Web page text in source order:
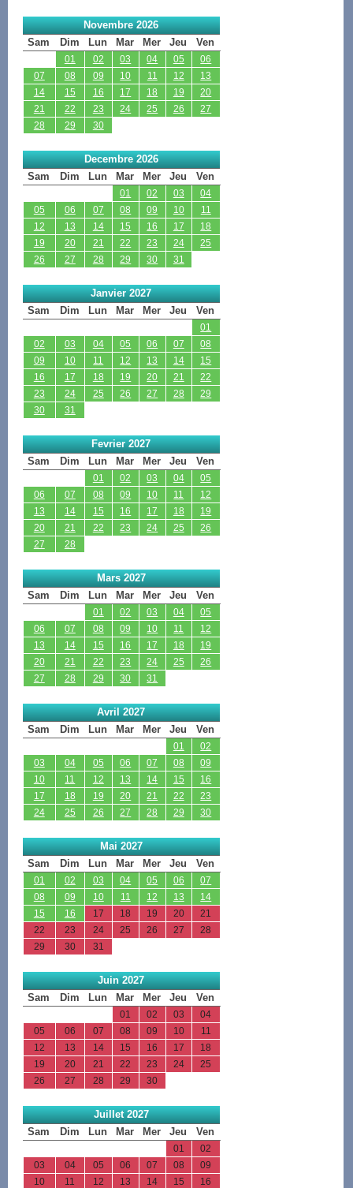
Novembre 2026
Sam
Dim Lun Mar Mer Jeu Ven
01 02 03 04 05
06
07
08 09 10 11 12
13
14
15 16 17 18 19
20
21
22 23 24 25 26
27
28
29 30
Decembre 2026
Sam
Dim Lun Mar Mer Jeu Ven
01 02 03
04
05
06 07 08 09 10
11
12
13 14 15 16 17
18
19
20 21 22 23 24
25
26
27 28 29 30 31
Janvier 2027
Sam
Dim Lun Mar Mer Jeu Ven
01
02
03 04 05 06 07
08
09
10 11 12 13 14
15
16
17 18 19 20 21
22
23
24 25 26 27 28
29
30
31
Fevrier 2027
Sam
Dim Lun Mar Mer Jeu Ven
01 02 03 04
05
06
07 08 09 10 11
12
13
14 15 16 17 18
19
20
21 22 23 24 25
26
27
28
Mars 2027
Sam
Dim Lun Mar Mer Jeu Ven
01 02 03 04
05
06
07 08 09 10 11
12
13
14 15 16 17 18
19
20
21 22 23 24 25
26
27
28 29 30 31
Avril 2027
Sam
Dim Lun Mar Mer Jeu Ven
01
02
03
04 05 06 07 08
09
10
11 12 13 14 15
16
17
18 19 20 21 22
23
24
25 26 27 28 29 30
Mai 2027
Sam
Dim Lun Mar Mer Jeu Ven
01 02 03 04 05 06
07
08
09 10 11 12 13
14
15
16 17 18 19 20
21
22
23 24 25 26 27
28
29
30 31
Juin 2027
Sam
Dim Lun Mar Mer Jeu Ven
01 02 03
04
05
06 07 08 09 10
11
12
13 14 15 16 17
18
19
20 21 22 23 24
25
26
27 28 29 30
Juillet 2027
Sam
Dim Lun Mar Mer Jeu Ven
01
02
03
04 05 06 07 08
09
10
11 12 13 14 15 16